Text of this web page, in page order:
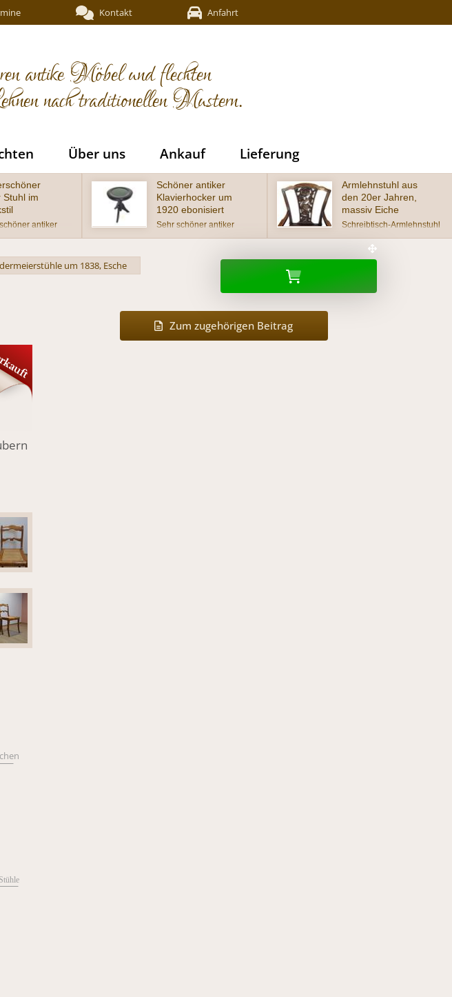
Kontakt Anfahrt
antike Möbel und flechten
nach traditionellen Mustern.
Über uns Ankauf Lieferung
antiker
um
antiker
Armlehnstuhl aus
den 20er Jahren,
massiv Eiche
Schreibtisch-Armlehnstuhl
Schöner antiker
Gründerzeit-
Muschel-Stuhl um
1880
wunderschöner Muschel-
Stuhl aus der Gründerzeit,
Buche auf Nussbaum
um 1838, Esche
Stühle
Zum zugehörigen Beitrag